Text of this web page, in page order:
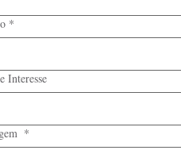
*
Interesse
*